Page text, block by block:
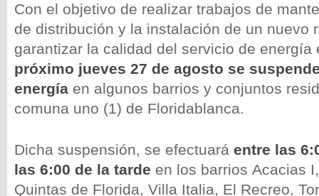
Con el objetivo de realizar trabajos de
de distribución y la instalación de un nuevo
garantizar la calidad del servicio de
próximo jueves 27 de agosto se
energía en algunos barrios y conjuntos
comuna uno (1) de Floridablanca.
Dicha suspensión, se efectuará entre las
las 6:00 de la tarde en los barrios Acacias
Quintas de Florida, Villa Italia, El Recreo,